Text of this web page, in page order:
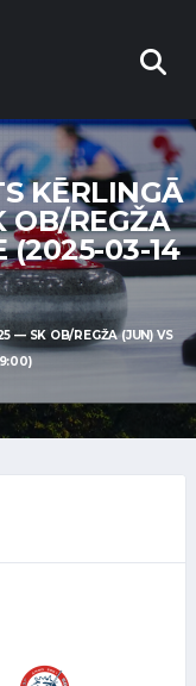
KĒRLINGĀ
OB/REGŽA
(2025-03-14
— SK OB/REGŽA (JUN) VS